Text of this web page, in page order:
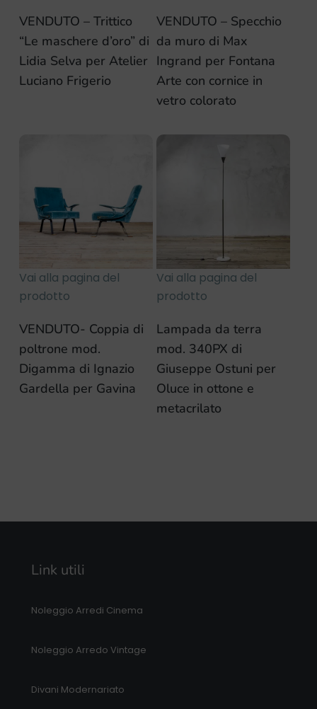
VENDUTO – Trittico
“Le maschere d’oro” di
Lidia Selva per Atelier
Luciano Frigerio
VENDUTO – Specchio
da muro di Max
Ingrand per Fontana
Arte con cornice in
vetro colorato
Vai alla pagina del
prodotto
VENDUTO- Coppia di
poltrone mod.
Digamma di Ignazio
Gardella per Gavina
Vai alla pagina del
prodotto
Lampada da terra
mod. 340PX di
Giuseppe Ostuni per
Oluce in ottone e
metacrilato
Link utili
Noleggio Arredi Cinema
Noleggio Arredo Vintage
Divani Modernariato